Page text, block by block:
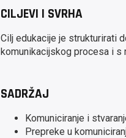
CILJEVI I SVRHA
Cilj edukacije je strukturirati
komunikacijskog procesa i s
SADRŽAJ
Komuniciranje i
Prepreke u